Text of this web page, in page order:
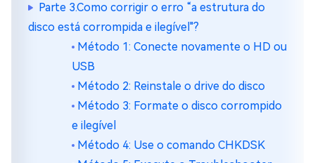
Parte 3.Como corrigir o erro “a estrutura do
disco está corrompida e ilegível"?
Método 1: Conecte novamente o HD ou
USB
Método 2: Reinstale o drive do disco
Método 3: Formate o disco corrompido
e ilegível
Método 4: Use o comando CHKDSK